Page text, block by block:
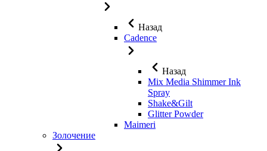
Назад
Cadence
Назад
Mix Media Shimmer Ink
Spray
Shake&Gilt
Glitter Powder
Maimeri
Золочение